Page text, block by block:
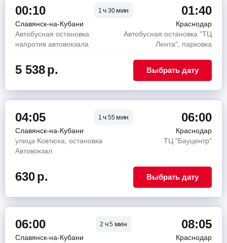
00:10 1ч 30 мин 01:40
Славянск-на-Кубани
Краснодар
Автобусная остановка
напротив автовокзала
Автобусная остановка "ТЦ
Лента", парковка
5 538р. Выбрать дату
04:05 1ч 55 мин 06:00
Славянск-на-Кубани
Краснодар
улица Ковтюха, остановка
Автовокзал
ТЦ "Бауцентр"
630р. Выбрать дату
06:00 2 ч5 мин 08:05
Славянск-на-Кубани
Краснодар